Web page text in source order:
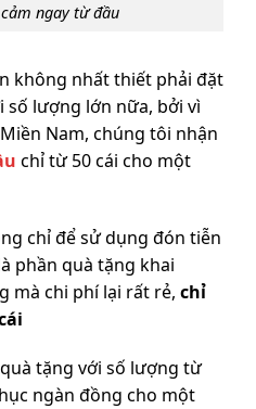
ngay từ đầu
không nhất thiết phải đặt
số lượng lớn nữa, bởi vì
Nam, chúng tôi nhận
chỉ từ 50 cái cho một
chỉ để sử dụng đón tiễn
phần quà tặng khai
mà chi phí lại rất rẻ, chỉ
tặng với số lượng từ
ngàn đồng cho một